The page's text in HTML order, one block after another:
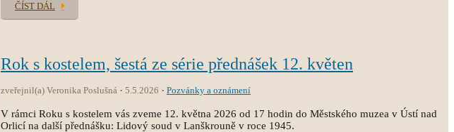
ČÍST DÁL
Rok s kostelem, šestá ze série přednášek 12. květen
zveřejnil(a) Veronika Poslušná 5.5.2026 Pozvánky a oznámení
V rámci Roku s kostelem vás zveme 12. května 2026 od 17 hodin do Městského muzea v Ústí nad
Orlicí na další přednášku: Lidový soud v Lanškrouně v roce 1945.